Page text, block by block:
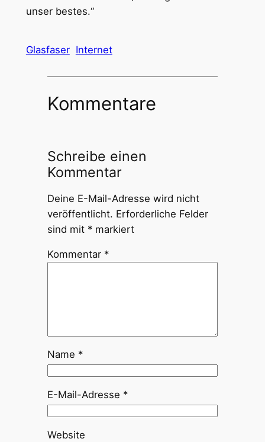
unser bestes.“
Glasfaser Internet
Kommentare
Schreibe einen
Kommentar
Deine E-Mail-Adresse wird nicht
veröffentlicht. Erforderliche Felder
sind mit *markiert
Kommentar *
Name *
E-Mail-Adresse *
Website